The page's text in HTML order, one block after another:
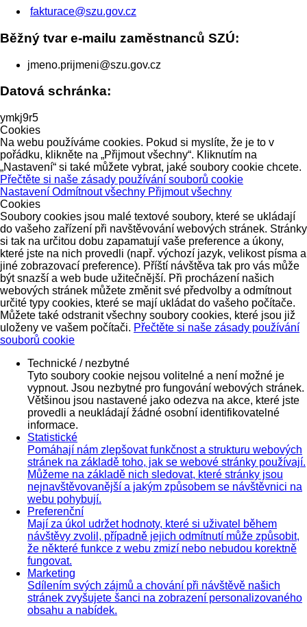
fakturace@szu.gov.cz
Běžný tvar e-mailu zaměstnanců SZÚ:
jmeno.prijmeni@szu.gov.cz
Datová schránka:
ymkj9r5
Cookies
Na webu používáme cookies. Pokud si myslíte, že je to v
pořádku, klikněte na „Přijmout všechny“. Kliknutím na
„Nastavení“ si také můžete vybrat, jaké soubory cookie chcete.
Přečtěte si naše zásady používání souborů cookie
Nastavení Odmítnout všechny Přijmout všechny
Cookies
Soubory cookies jsou malé textové soubory, které se ukládají
do vašeho zařízení při navštěvování webových stránek. Stránky
si tak na určitou dobu zapamatují vaše preference a úkony,
které jste na nich provedli (např. výchozí jazyk, velikost písma a
jiné zobrazovací preference). Příští návštěva tak pro vás může
být snazší a web bude užitečnější. Při procházení našich
webových stránek můžete změnit své předvolby a odmítnout
určité typy cookies, které se mají ukládat do vašeho počítače.
Můžete také odstranit všechny soubory cookies, které jsou již
uloženy ve vašem počítači. Přečtěte si naše zásady používání
souborů cookie
Technické / nezbytné
Tyto soubory cookie nejsou volitelné a není možné je
vypnout. Jsou nezbytné pro fungování webových stránek.
Většinou jsou nastavené jako odezva na akce, které jste
provedli a neukládají žádné osobní identifikovatelné
informace.
Statistické
Pomáhají nám zlepšovat funkčnost a strukturu webových
stránek na základě toho, jak se webové stránky používají.
Můžeme na základě nich sledovat, které stránky jsou
nejnavštěvovanější a jakým způsobem se návštěvnici na
webu pohybují.
Preferenční
Mají za úkol udržet hodnoty, které si uživatel během
návštěvy zvolil, případně jejich odmítnutí může způsobit,
že některé funkce z webu zmizí nebo nebudou korektně
fungovat.
Marketing
Sdílením svých zájmů a chování při návštěvě našich
stránek zvyšujete šanci na zobrazení personalizovaného
obsahu a nabídek.